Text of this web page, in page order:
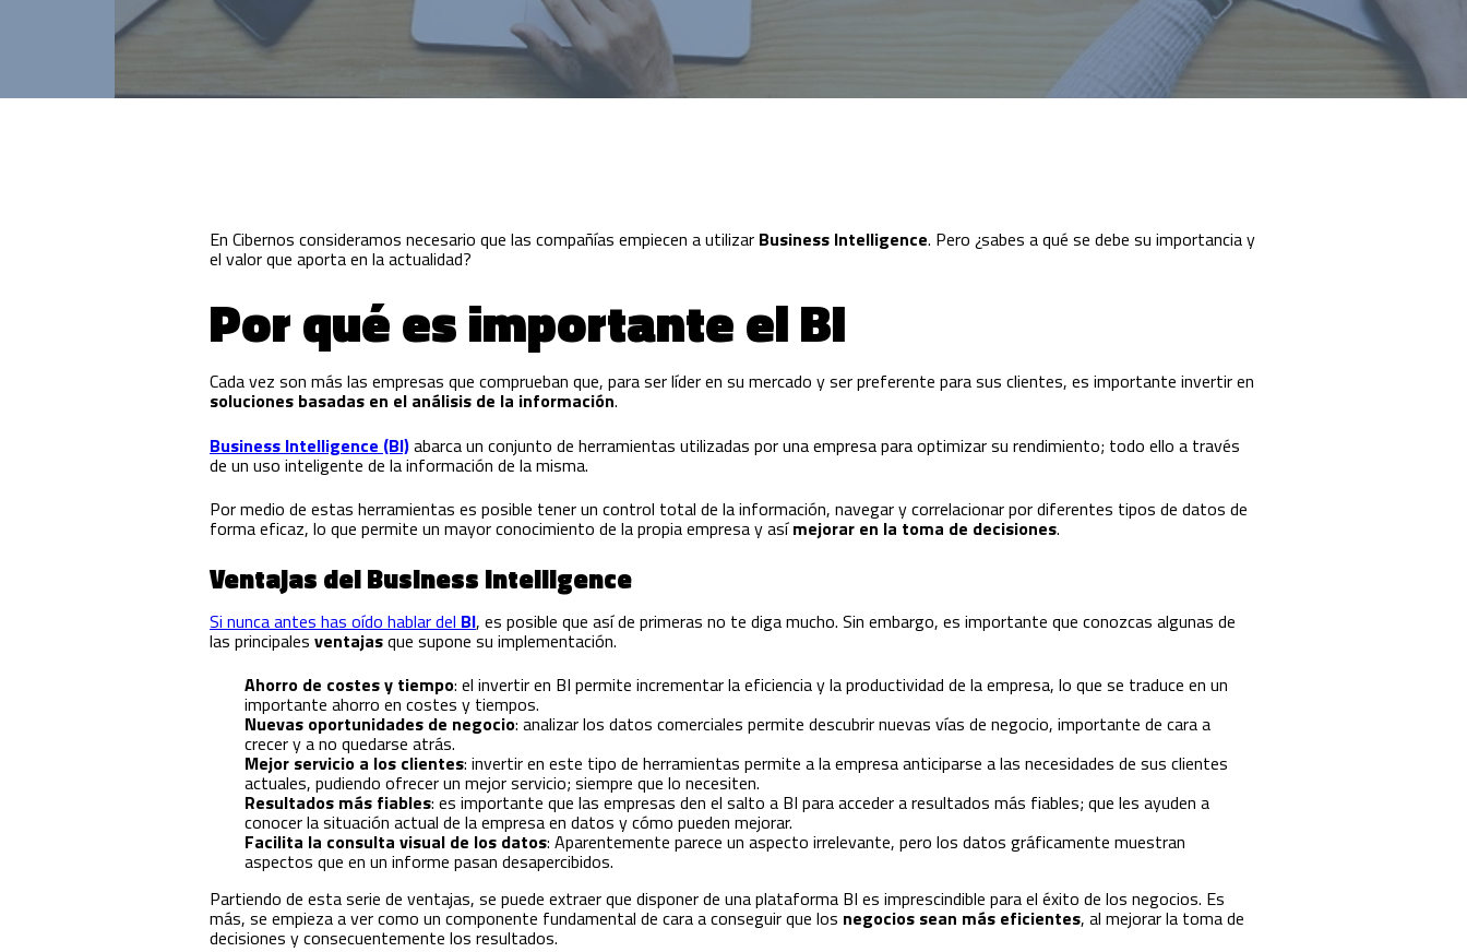
Innovación para optimizar la gestión
académica y administrativa.
En Cibernos consideramos necesario que las compañías empiecen a utilizar Business Intelligence. Pero ¿sabes a qué se debe su importancia y
el valor que aporta en la actualidad?
Por qué es importante el BI
Cada vez son más las empresas que comprueban que, para ser líder en su mercado y ser preferente para sus clientes, es importante invertir en
soluciones basadas en el análisis de la información.
Business Intelligence (BI)abarca un conjunto de herramientas utilizadas por una empresa para optimizar su rendimiento; todo ello a través
de un uso inteligente de la información de la misma.
Por medio de estas herramientas es posible tener un control total de la información, navegar y correlacionar por diferentes tipos de datos de
forma eficaz, lo que permite un mayor conocimiento de la propia empresa y asímejorar en la toma de decisiones.
Ventajas del Business Intelligence
Si nunca antes has oído hablar del BI, es posible que así de primeras no te diga mucho. Sin embargo, es importante que conozcas algunas de
las principales ventajasque supone su implementación.
Ahorro de costes y tiempo: el invertir en BI permite incrementar la eficiencia y la productividad de la empresa, lo que se traduce en un
importante ahorro en costes y tiempos.
Nuevas oportunidades de negocio: analizar los datos comerciales permite descubrir nuevas vías de negocio, importante de cara a
crecer y a no quedarse atrás.
Mejor servicio a los clientes: invertir en este tipo de herramientas permite a la empresa anticiparse a las necesidades de sus clientes
actuales, pudiendo ofrecer un mejor servicio; siempre que lo necesiten.
Resultados más fiables: es importante que las empresas den el salto a BI para acceder a resultados más fiables; que les ayuden a
conocer la situación actual de la empresa en datos y cómo pueden mejorar.
Facilita la consulta visual de los datos: Aparentemente parece un aspecto irrelevante, pero los datos gráficamente muestran
aspectos que en un informe pasan desapercibidos.
Partiendo de esta serie de ventajas, se puede extraer que disponer de una plataforma BI es imprescindible para el éxito de los negocios. Es
más, se empieza a ver como un componente fundamental de cara a conseguir que los negocios sean más eficientes, al mejorar la toma de
decisiones y consecuentemente los resultados.